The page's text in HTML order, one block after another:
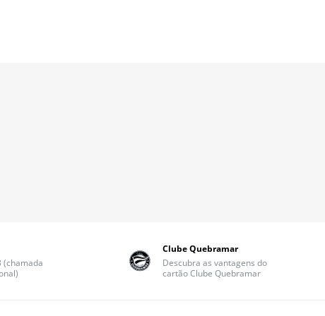
(chamada
Clube Quebramar
Descubra as vantagens do
cartão Clube Quebramar